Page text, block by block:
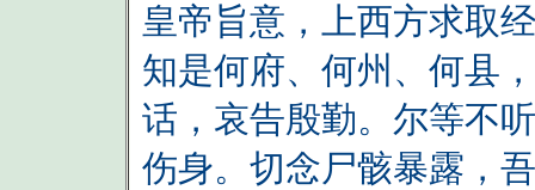
皇帝旨意，上西方求取
知是何府、何州、何县
话，哀告殷勤。尔等不
伤身。切念尸骸暴露，